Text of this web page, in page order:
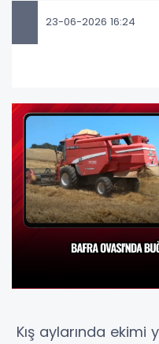
23-06-2026 16:24
Kış aylarında ekimi